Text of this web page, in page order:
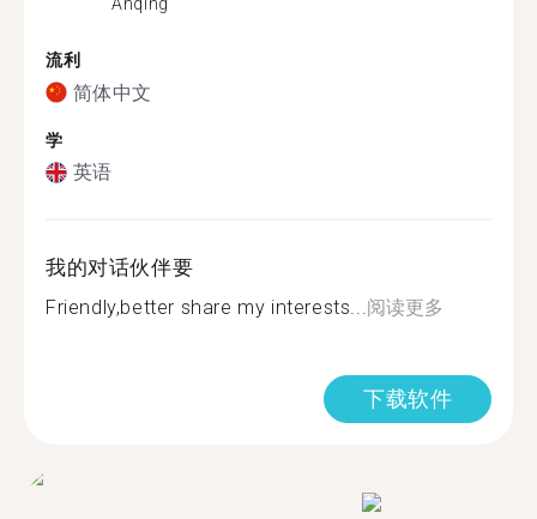
流利
简体中文
学
英语
我的对话伙伴要
Friendly,better share my interests...阅读更多
下载软件